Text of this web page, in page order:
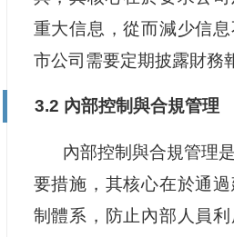
重大信息，從而減少信
市公司需要定期披露財務
3.2 內部控制與合規管理
內部控制與合規管理
要措施，其核心在於通
制體系，防止內部人員